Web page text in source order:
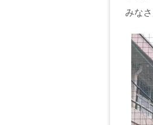
みな